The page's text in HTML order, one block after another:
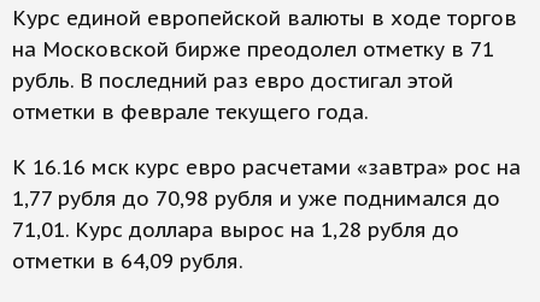
Курс единой европейской валюты в ходе торгов
на Московской бирже преодолел отметку в 71
рубль. В последний раз евро достигал этой
отметки в феврале текущего года.
К 16.16 мск курс евро расчетами «завтра» рос на
1,77 рубля до 70,98 рубля и уже поднимался до
71,01. Курс доллара вырос на 1,28 рубля до
отметки в 64,09 рубля.